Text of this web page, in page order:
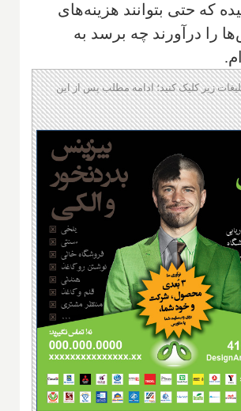
که حتی بتوانند هزینه‌های
را درآورند چه برسد به
زیر کلیک کنید؛ ادامه مطلب پس از این